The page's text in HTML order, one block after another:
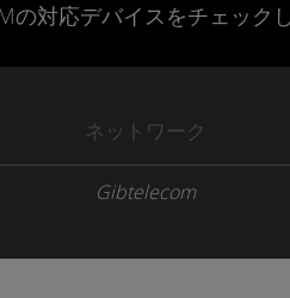
の対応デバイスをチェック
ネットワーク
Gibtelecom